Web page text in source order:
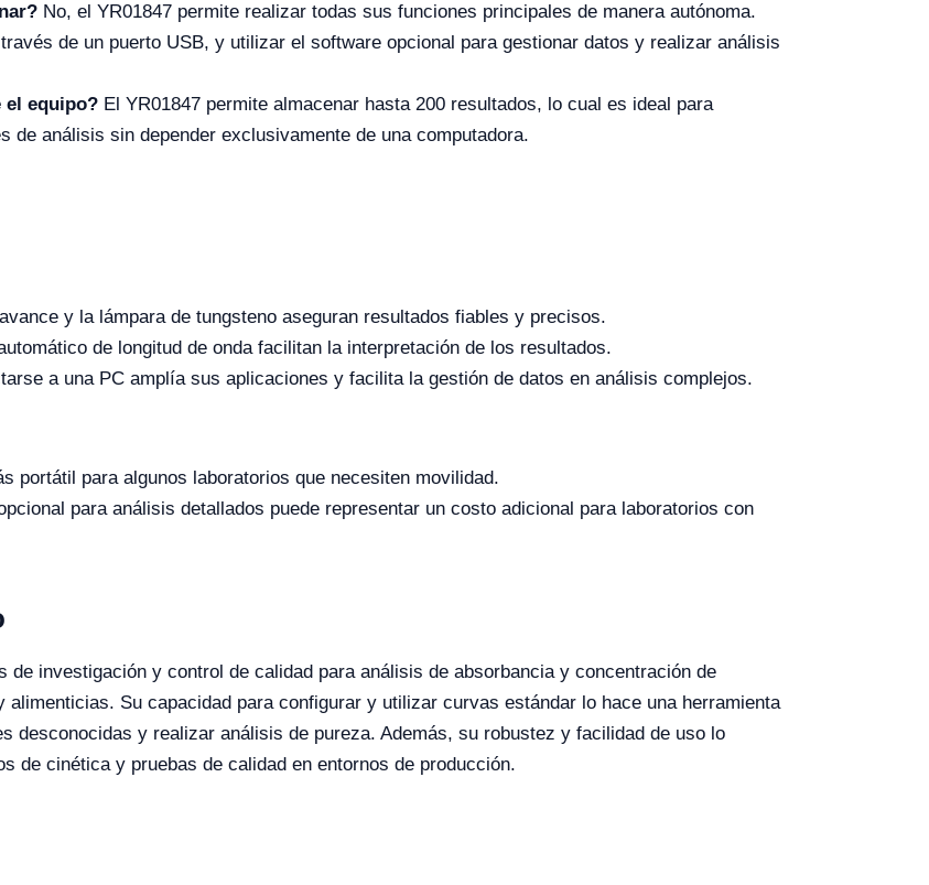
No, el YR01847 permite realizar todas sus funciones principales de manera autónoma.
de un puerto USB, y utilizar el software opcional para gestionar datos y realizar análisis
el equipo? El YR01847 permite almacenar hasta 200 resultados, lo cual es ideal para
de análisis sin depender exclusivamente de una computadora.
y la lámpara de tungsteno aseguran resultados fiables y precisos.
de longitud de onda facilitan la interpretación de los resultados.
a una PC amplía sus aplicaciones y facilita la gestión de datos en análisis complejos.
portátil para algunos laboratorios que necesiten movilidad.
para análisis detallados puede representar un costo adicional para laboratorios con
de investigación y control de calidad para análisis de absorbancia y concentración de
Su capacidad para configurar y utilizar curvas estándar lo hace una herramienta
desconocidas y realizar análisis de pureza. Además, su robustez y facilidad de uso lo
de cinética y pruebas de calidad en entornos de producción.